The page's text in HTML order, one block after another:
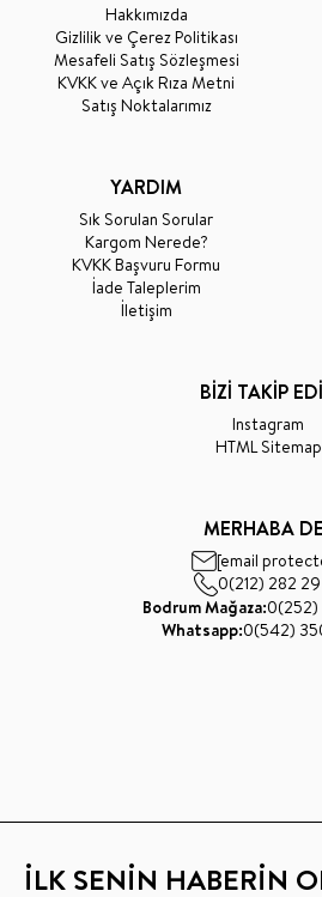
Hakkımızda
Gizlilik ve Çerez Politikası
Mesafeli Satış Sözleşmesi
KVKK ve Açık Rıza Metni
Satış Noktalarımız
YARDIM
Sık Sorulan Sorular
Kargom Nerede?
KVKK Başvuru Formu
İade Taleplerim
İletişim
BİZİ TAKİP
Instagram
HTML Sitemap
MERHABA
[email
0(212) 282
Bodrum Mağaza:
Whatsapp:0(542)
İLK SENİN HABERİN